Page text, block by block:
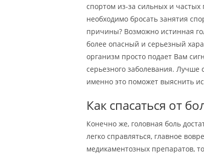
спортом из-за сильных и частых
необходимо бросать занятия
причины? Возможно истинная
более опасный и серьезный
организм просто подает Вам
серьезного заболевания. Лучше
именно это поможет выяснить
Как спасаться от
Конечно же, головная боль
легко справляться, главное
медикаментозных препаратов,